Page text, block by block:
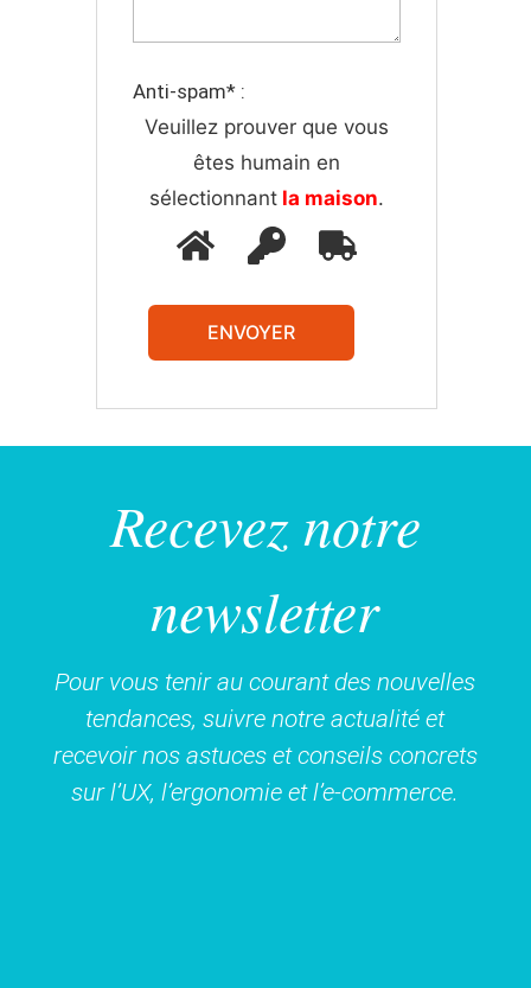
Anti-spam* :
Veuillez prouver que vous
êtes humain en
sélectionnantla maison.
ENVOYER
Recevez notre
newsletter
Pour vous tenir au courant des nouvelles
tendances, suivre notre actualité et
recevoir nos astuces et conseils concrets
sur l’UX, l’ergonomie et l’e-commerce.